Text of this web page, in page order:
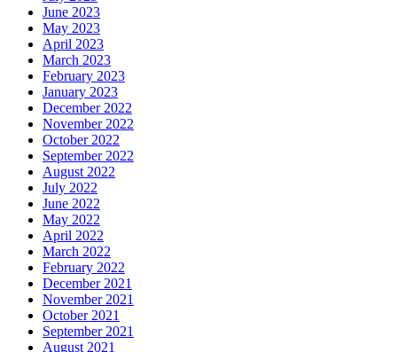
June 2023
May 2023
April 2023
March 2023
February 2023
January 2023
December 2022
November 2022
October 2022
September 2022
August 2022
July 2022
June 2022
May 2022
April 2022
March 2022
February 2022
December 2021
November 2021
October 2021
September 2021
August 2021